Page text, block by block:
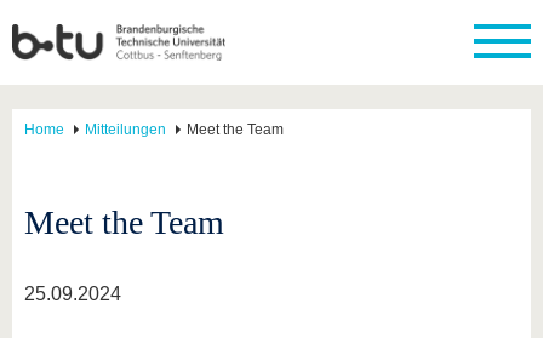
Home Mitteilungen Meet the Team
Meet the Team
25.09.2024